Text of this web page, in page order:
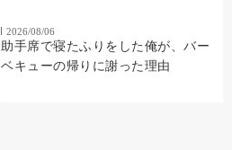
2026/08/06
助手席で寝たふりをした俺が、バー
ベキューの帰りに謝った理由